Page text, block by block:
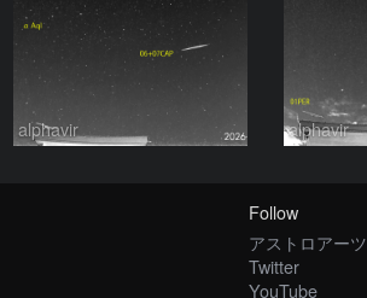
alphavir alphavir
Follow
アストロアーツ
Twitter
YouTube